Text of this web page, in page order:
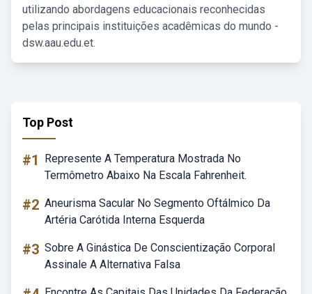
utilizando abordagens educacionais reconhecidas
pelas principais instituições acadêmicas do mundo -
dsw.aau.edu.et.
Top Post
#1
Represente A Temperatura Mostrada No
Termômetro Abaixo Na Escala Fahrenheit.
#2 Aneurisma Sacular No Segmento Oftálmico Da
Artéria Carótida Interna Esquerda
#3 Sobre A Ginástica De Conscientização Corporal
Assinale A Alternativa Falsa